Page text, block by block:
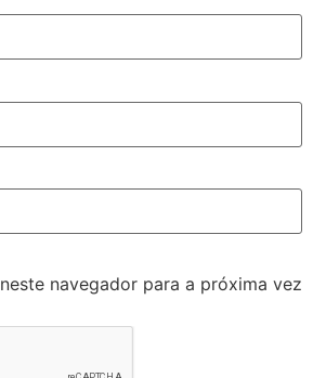
navegador para a próxima vez